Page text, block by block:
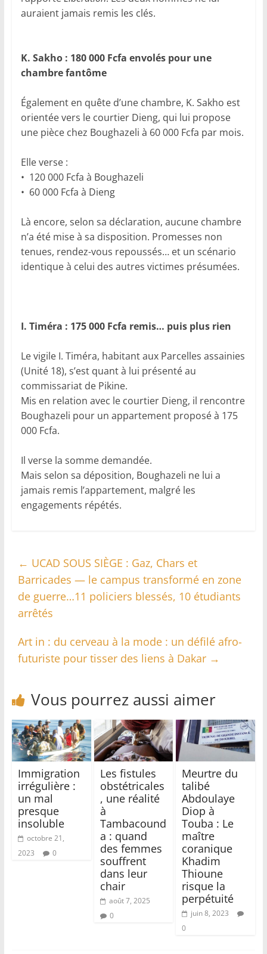
auraient jamais remis les clés.
K. Sakho : 180 000 Fcfa envolés pour une
chambre fantôme
Également en quête d’une chambre, K. Sakho est
orientée vers le courtier Dieng, qui lui propose
une pièce chez Boughazeli à 60 000 Fcfa par mois.
Elle verse :
• 120 000 Fcfa à Boughazeli
• 60 000 Fcfa à Dieng
Là encore, selon sa déclaration, aucune chambre
n’a été mise à sa disposition. Promesses non
tenues, rendez-vous repoussés… et un scénario
identique à celui des autres victimes présumées.
I. Timéra : 175 000 Fcfa remis… puis plus rien
Le vigile I. Timéra, habitant aux Parcelles assainies
(Unité 18), s’est quant à lui présenté au
commissariat de Pikine.
Mis en relation avec le courtier Dieng, il rencontre
Boughazeli pour un appartement proposé à 175
000 Fcfa.
Il verse la somme demandée.
Mais selon sa déposition, Boughazeli ne lui a
jamais remis l’appartement, malgré les
engagements répétés.
← UCAD SOUS SIÈGE : Gaz, Chars et
Barricades — le campus transformé en zone
de guerre…11 policiers blessés, 10 étudiants
arrêtés
Art in : du cerveau à la mode : un défilé afro-
futuriste pour tisser des liens à Dakar →
Vous pourrez aussi aimer
Immigration
irrégulière :
un mal
presque
insoluble
octobre 21,
2023
0
Les fistules
obstétricales
, une réalité
à
Tambacound
a : quand
des femmes
souffrent
dans leur
chair
août 7, 2025
0
Meurtre du
talibé
Abdoulaye
Diop à
Touba : Le
maître
coranique
Khadim
Thioune
risque la
perpétuité
juin 8, 2023
0